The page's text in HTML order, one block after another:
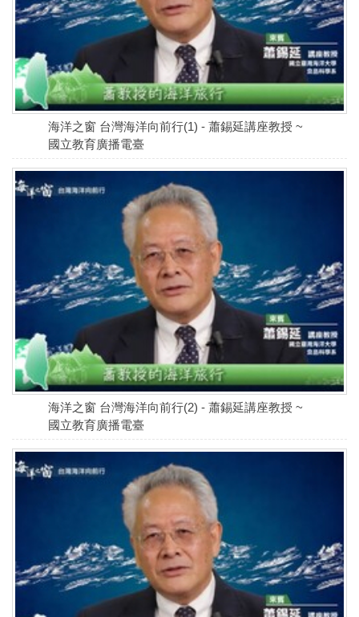
海洋之窗 台灣海洋向前行(1) - 蕭錫延講座教授 ~
國立教育廣播電臺
海洋之窗 台灣海洋向前行(2) - 蕭錫延講座教授 ~
國立教育廣播電臺